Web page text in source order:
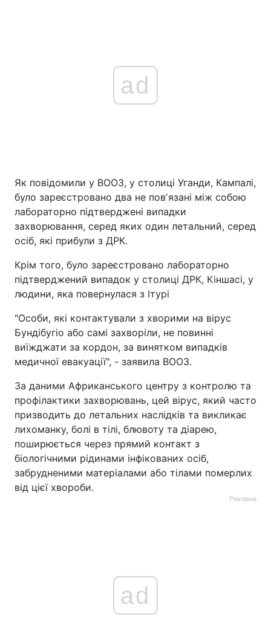
ad
Як повідомили у ВООЗ, у столиці Уганди, Кампалі,
було зареєстровано два не повʼязані між собою
лабораторно підтверджені випадки
захворювання, серед яких один летальний, серед
осіб, які прибули з ДРК.
Крім того, було зареєстровано лабораторно
підтверджений випадок у столиці ДРК, Кіншасі, у
людини, яка повернулася з Ітурі
"Особи, які контактували з хворими на вірус
Бундібугіо або самі захворіли, не повинні
виїжджати за кордон, за винятком випадків
медичної евакуації", - заявила ВООЗ.
За даними Африканського центру з контролю та
профілактики захворювань, цей вірус, який часто
призводить до летальних наслідків та викликає
лихоманку, болі в тілі, блювоту та діарею,
поширюється через прямий контакт з
біологічними рідинами інфікованих осіб,
забрудненими матеріалами або тілами померлих
від цієї хвороби.
Реклама
ad